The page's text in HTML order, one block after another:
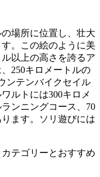
場所に位置し、壮大
。この絵のように美
以上の高さを誇るア
250キロメートルの
ンテンバイクセイル
ルトには300キロメ
ンニングコース、70
ます。ソリ遊びには
テゴリーとおすすめ